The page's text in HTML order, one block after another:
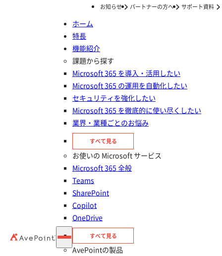
お知らせ パートナーの方へ サポート資料
ホーム
特長
機能紹介
課題から探す
Microsoft 365 を導入・活用したい
Microsoft 365 の運用を自動化したい
セキュリティを強化したい
Microsoft 365 を徹底的に使い尽くしたい
業界・業種ごとのお悩み
すべて見る
お使いの Microsoft サービス
Microsoft 365 全般
Teams
SharePoint
Copilot
OneDrive
すべて見る
AvePointの製品
ナレッジ/コラム
SharePoint Designer とは？サ
ポート終了の時期やPower
Automateについても紹介
2025年01月14日
はじめての365運用